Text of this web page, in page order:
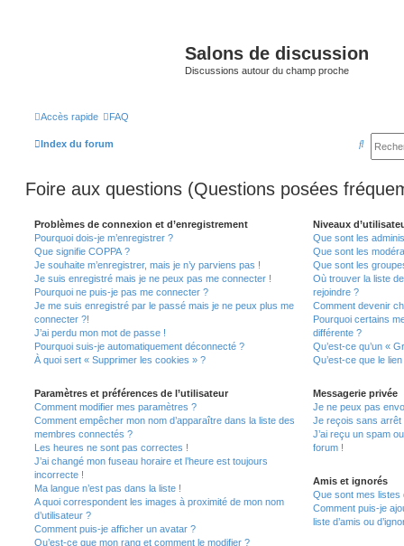
Salons de discussion
Discussions autour du champ proche
Accès rapide FAQ
Index du forum
R
c
e
r
c
e
Foire aux questions (Questions posées
Problèmes de connexion et d’enregistrement
Pourquoi dois-je m’enregistrer ?
Que signifie COPPA ?
Je souhaite m’enregistrer, mais je n’y parviens pas !
Je suis enregistré mais je ne peux pas me connecter !
Pourquoi ne puis-je pas me connecter ?
Je me suis enregistré par le passé mais je ne peux plus me
connecter ?!
J’ai perdu mon mot de passe !
Pourquoi suis-je automatiquement déconnecté ?
À quoi sert « Supprimer les cookies » ?
Paramètres et préférences de l’utilisateur
Comment modifier mes paramètres ?
Comment empêcher mon nom d’apparaître dans la liste des
membres connectés ?
Les heures ne sont pas correctes !
J’ai changé mon fuseau horaire et l’heure est toujours
incorrecte !
Ma langue n’est pas dans la liste !
A quoi correspondent les images à proximité de mon nom
d’utilisateur ?
Comment puis-je afficher un avatar ?
Qu’est-ce que mon rang et comment le modifier ?
Niveaux
Que sont les
Que sont les
Que sont les
Où trouver la liste
rejoindre ?
Comment devenir
Pourquoi certains
différente ?
Qu’est-ce qu’un «
Qu’est-ce que le
Messagerie privée
Je ne peux pas
Je reçois sans arrêt
J’ai reçu un spam
forum !
Amis et ignorés
Que sont mes listes
Comment puis-je
liste d’amis ou